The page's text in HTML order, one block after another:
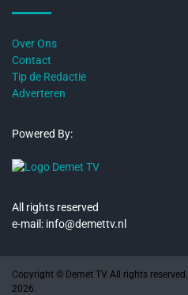
Over Ons
Contact
Tip de Redactie
Adverteren
Powered By:
All rights reserved
e-mail: info@demettv.nl
Copyright © Demet TV All rights reserved.
2026.